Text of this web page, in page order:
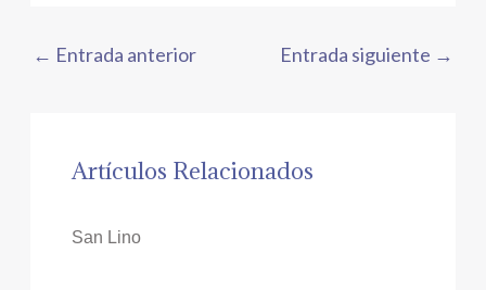
← Entrada anterior Entrada siguiente →
Artículos Relacionados
San Lino